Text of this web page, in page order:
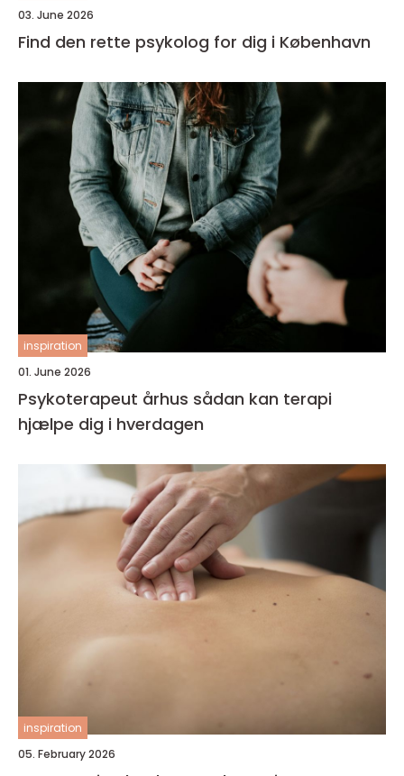
03. June 2026
Find den rette psykolog for dig i København
inspiration
01. June 2026
Psykoterapeut århus sådan kan terapi
hjælpe dig i hverdagen
inspiration
05. February 2026